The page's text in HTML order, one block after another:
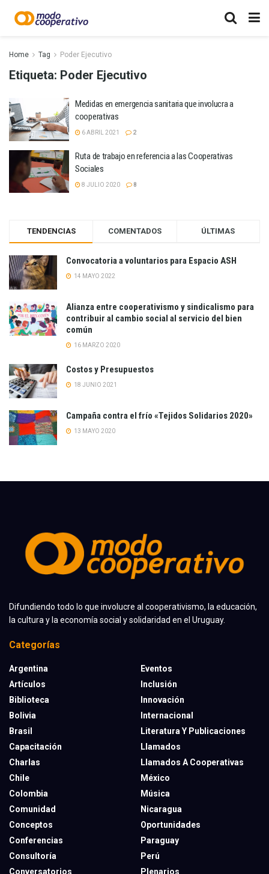
Home Tag Poder Ejecutivo
Etiqueta: Poder Ejecutivo
Medidas en emergencia sanitaria que involucra a
cooperativas
6 ABRIL 2021 2
Ruta de trabajo en referencia a las Cooperativas
Sociales
8 JULIO 2020 8
TENDENCIAS COMENTADOS ÚLTIMAS
Convocatoria a voluntarios para Espacio ASH
14 MAYO 2022
Alianza entre cooperativismo y sindicalismo para
contribuir al cambio social al servicio del bien
común
16 MARZO 2020
Costos y Presupuestos
18 JUNIO 2021
Campaña contra el frío «Tejidos Solidarios 2020»
13 MAYO 2020
Difundiendo todo lo que involucre al cooperativismo, la educación,
la cultura y la economía social y solidaridad en el Uruguay.
Categorías
Argentina
Artículos
Biblioteca
Bolivia
Brasil
Capacitación
Charlas
Chile
Colombia
Comunidad
Conceptos
Conferencias
Consultoría
Conversatorios
Eventos
Inclusión
Innovación
Internacional
Literatura Y Publicaciones
Llamados
Llamados A Cooperativas
México
Música
Nicaragua
Oportunidades
Paraguay
Perú
Plenarios